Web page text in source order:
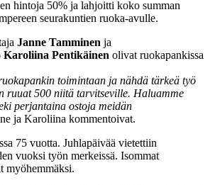
hintoja 50% ja lahjoitti koko summan
seurakuntien ruoka-avulle.
Janne Tamminen ja
Karoliina Pentikäinen olivat ruokapankissa
toimintaan ja nähdä tärkeä työ
ruuat 500 niitä tarvitseville. Haluamme
perjantaina ostoja meidän
ja Karoliina kommentoivat.
75 vuotta. Juhlapäivää vietettiin
vuoksi työn merkeissä. Isommat
myöhemmäksi.